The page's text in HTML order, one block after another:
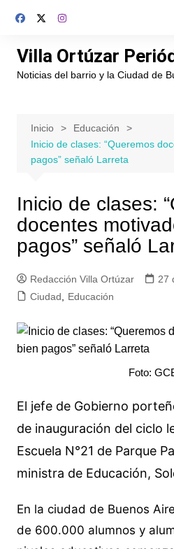
Villa Ortúzar
Noticias del barrio y la Ciudad de
Inicio
Educación
Inicio de clases: “Queremos
pagos” señaló Larreta
Inicio de clases:
docentes
pagos” señaló
Redacción Villa Ortúzar
27
Ciudad
Educación
Foto:
El jefe de Gobierno
de inauguración del ciclo
Escuela N°21 de Parque
ministra de Educación,
En la ciudad de Buenos
de 600.000 alumnos y